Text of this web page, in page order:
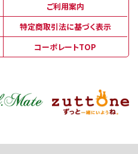
ご利用案内
特定商取引法に基づく表示
コーポレートTOP